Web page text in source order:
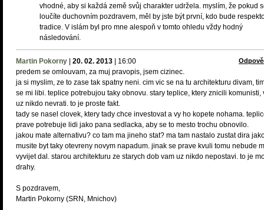
vhodné, aby si každá země svůj charakter udržela. myslím, že pokud
loučíte duchovním pozdravem, měl by jste být první, kdo bude
tradice. V islám byl pro mne alespoň v tomto ohledu vždy hodný
následování.
Martin Pokorny 20. 02. 2013 16:00
predem se omlouvam, za muj pravopis, jsem cizinec.
ja si myslim, ze to zase tak spatny neni. cim vic se na tu architekturu divam,
se mi libi. teplice potrebujou taky obnovu. stary teplice, ktery znicili komunisti,
uz nikdo nevrati. to je proste fakt.
tady se nasel clovek, ktery tady chce investovat a vy ho kopete nohama.
prave potrebuje lidi jako pana sedlacka, aby se to mesto trochu obnovilo.
jakou mate alternativu? co tam ma jineho stat? ma tam nastalo zustat dira
musite byt taky otevreny novym napadum. jinak se prave kvuli tomu nebude
vyvijet dal. starou architekturu ze starych dob vam uz nikdo nepostavi. to je
drahy.
S pozdravem,
Martin Pokorny (SRN, Mnichov)